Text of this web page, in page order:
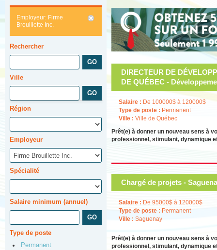
Employeur: Firme
Brouillette Inc.
Rechercher
Ville
Région
Employeur
Spécialité
Salaire minimum (annuel)
Type de poste
Permanent
DIRECTEUR DE
DE QUÉBEC -
Salaire : De 100000$ à 120000$
Type de poste : Permanent
Ville : Ville de Québec
Prêt(e) à donner un nouveau sens à
professionnel, stimulant, dynamique
Chargé de projets -
Salaire : De 95000$ à 120000$
Type de poste : Permanent
Ville : Saguenay
Prêt(e) à donner un nouveau sens à
professionnel, stimulant, dynamique